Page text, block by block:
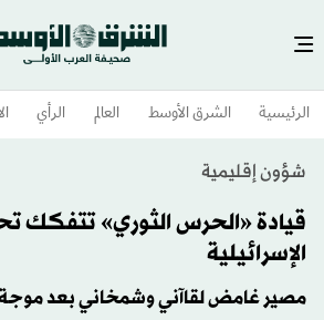
الرئيسية الشرق الأوسط​ العالم الرأي
شؤون إقليمية
قيادة «الحرس الثوري» تتفكك
الإسرائيلية
مصير غامض لقاآني وشمخاني بعد